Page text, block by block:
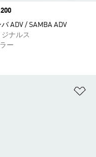
ADV / SAMBA ADV
ジナルス
ー